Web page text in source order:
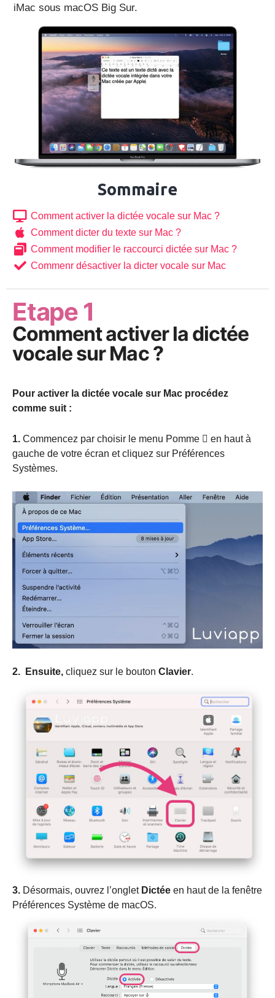
iMac sous macOS Big Sur.
Sommaire
Comment activer la dictée vocale sur Mac ?
Comment dicter du texte sur Mac ?
Comment modifier le raccourci dictée sur Mac ?
Commenr désactiver la dicter vocale sur Mac
Etape 1
Comment activer la dictée
vocale sur Mac ?
Pour activer la dictée vocale sur Mac procédez
comme suit :
1. Commencez par choisir le menu Pomme  en haut à
gauche de votre écran et cliquez sur Préférences
Systèmes.
2. Ensuite, cliquez sur le bouton Clavier.
3. Désormais, ouvrez l’onglet Dictée en haut de la fenêtre
Préférences Système de macOS.